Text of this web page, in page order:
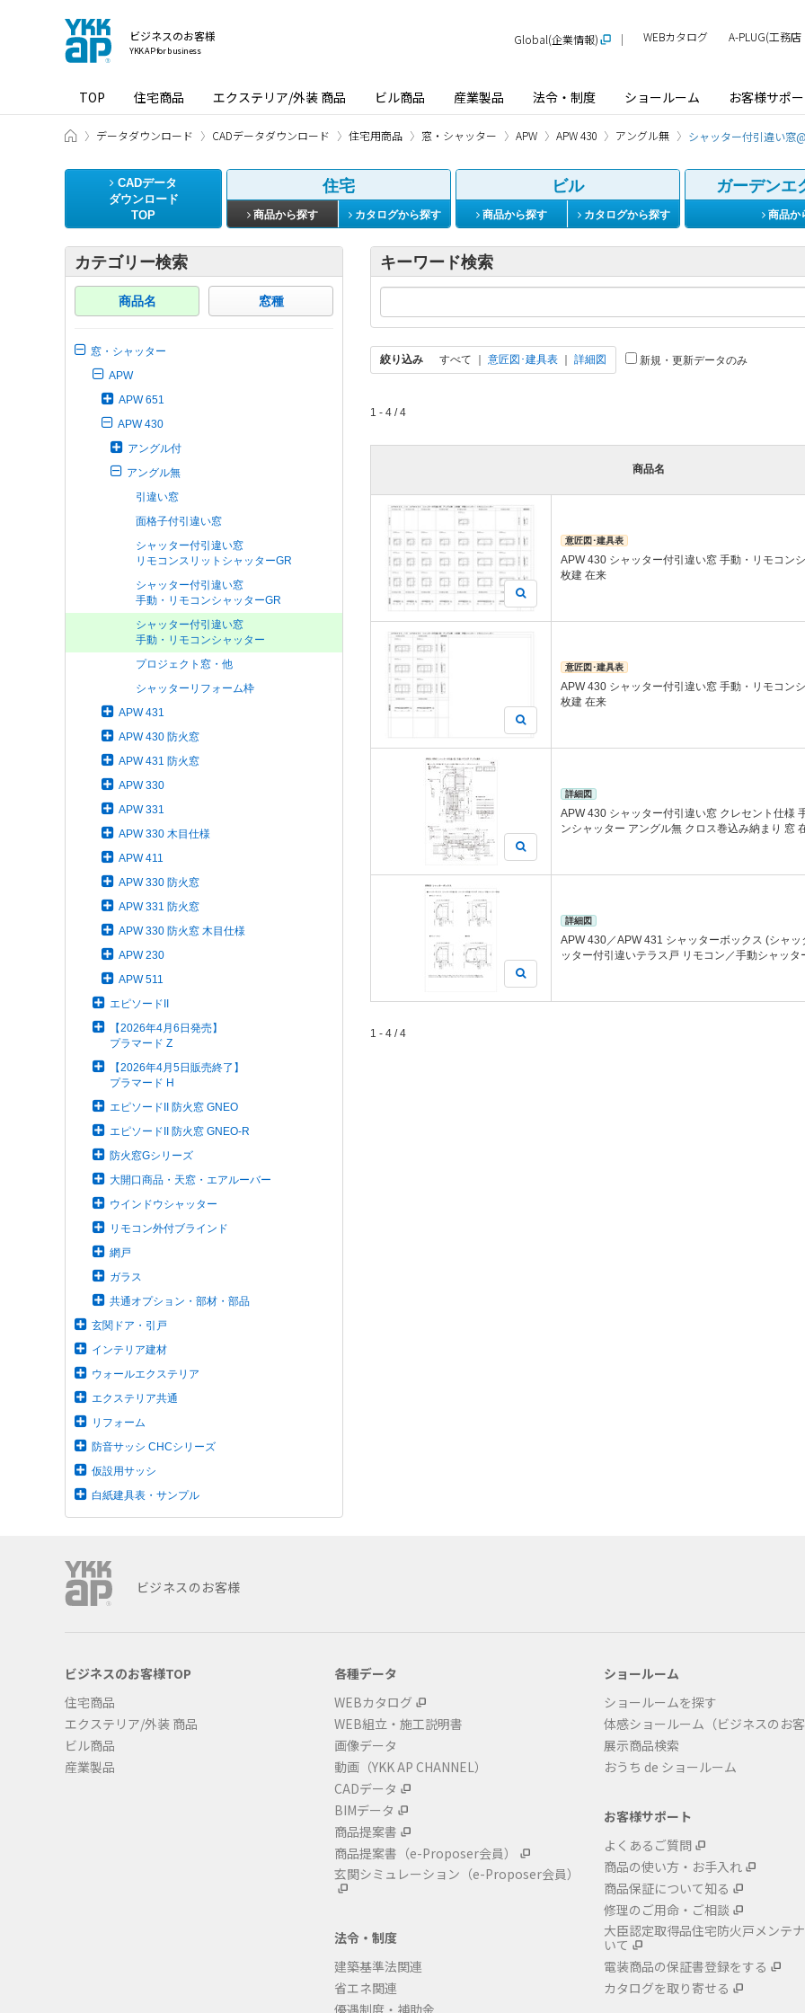
ビジネスのお客様
YKK AP for business
TOP 住宅商品 エクステリア/外装 商品 ビル商品 産業製品 法令・制度 ショールーム お客様サポ
Global(企業情報) WEBカタログ A-PLUG(工務
ビジネスのお客様 HOME
データダウンロード CADデータダウンロード 住宅用商品 窓・シャッター APW APW 430 アングル無 シャッター付引違い窓
CADデータ
ダウンロード
TOP
住宅
商品から探す カタログから探す
ビル
商品から探す カタログから探す
ガーデンエ
商品か
カテゴリー検索
商品名 窓種
窓・シャッター
APW
APW 651
APW 430
アングル付
アングル無
引違い窓
面格子付引違い窓
シャッター付引違い窓
リモコンスリットシャッターGR
シャッター付引違い窓
手動・リモコンシャッターGR
シャッター付引違い窓
手動・リモコンシャッター
プロジェクト窓・他
シャッターリフォーム枠
APW 431
APW 430 防火窓
APW 431 防火窓
APW 330
APW 331
APW 330 木目仕様
APW 411
APW 330 防火窓
APW 331 防火窓
APW 330 防火窓 木目仕様
APW 230
APW 511
エピソードII
【2026年4月6日発売】
プラマード Z
【2026年4月5日販売終了】
プラマード H
エピソードII 防火窓 GNEO
エピソードII 防火窓 GNEO-R
防火窓Gシリーズ
大開口商品・天窓・エアルーバー
ウインドウシャッター
リモコン外付ブラインド
網戸
ガラス
共通オプション・部材・部品
玄関ドア・引戸
インテリア建材
ウォールエクステリア
エクステリア共通
リフォーム
防音サッシ CHCシリーズ
仮設用サッシ
白紙建具表・サンプル
キーワード検索
絞り込み すべて 意匠図･建具表 詳細図 新規・更新データのみ
1 - 4 / 4
商品名
意匠図･建具表
APW 430 シャッター付引違い窓 手動・リモコン
枚建 在来
意匠図･建具表
APW 430 シャッター付引違い窓 手動・リモコン
枚建 在来
詳細図
APW 430 シャッター付引違い窓 クレセント仕様
ンシャッター アングル無 クロス巻込み納まり 窓
詳細図
APW 430／APW 431 シャッターボックス (シャッ
ッター付引違いテラス戸 リモコン／手動シャッタ
1 - 4 / 4
ビジネスのお客様
ビジネスのお客様TOP
住宅商品
エクステリア/外装 商品
ビル商品
産業製品
各種データ
WEBカタログ
WEB組立・施工説明書
画像データ
動画（YKK AP CHANNEL）
CADデータ
BIMデータ
商品提案書
商品提案書 （e-Proposer会員）
玄関シミュレーション （e-Proposer会員）
法令・制度
建築基準法関連
省エネ関連
優遇制度・補助金
ショールーム
ショールームを探す
体感ショールーム（ビジネスのお客
展示商品検索
おうち de ショールーム
お客様サポート
よくあるご質問
商品の使い方・お手入れ
商品保証について知る
修理のご用命・ご相談
大臣認定取得品住宅防火戸メンテ
いて
電装商品の保証書登録をする
カタログを取り寄せる